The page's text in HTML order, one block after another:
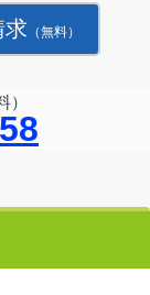
求 （無料）
）